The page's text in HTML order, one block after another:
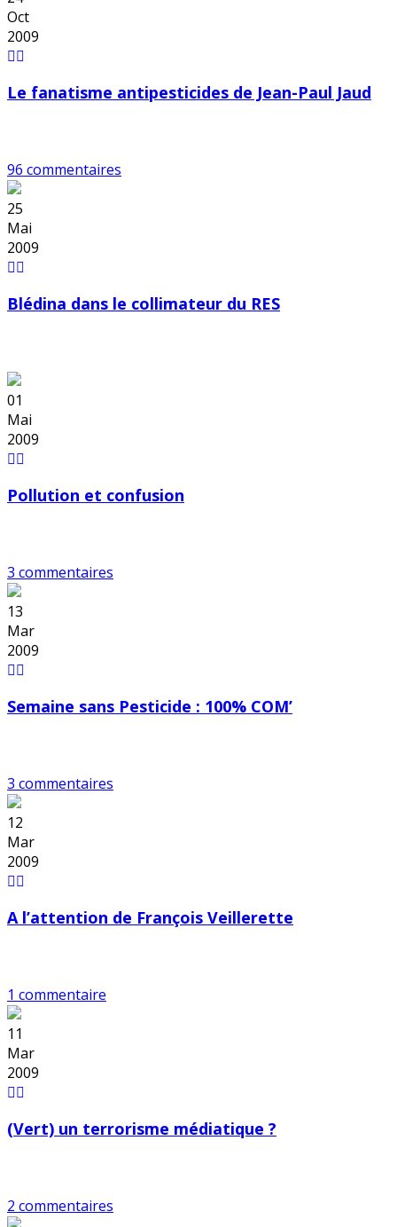
Oct
2009
Le fanatisme antipesticides de Jean-Paul Jaud
96 commentaires
25
Mai
2009
Blédina dans le collimateur du RES
01
Mai
2009
Pollution et confusion
3 commentaires
13
Mar
2009
Semaine sans Pesticide : 100% COM’
3 commentaires
12
Mar
2009
A l’attention de François Veillerette
1 commentaire
11
Mar
2009
(Vert) un terrorisme médiatique ?
2 commentaires